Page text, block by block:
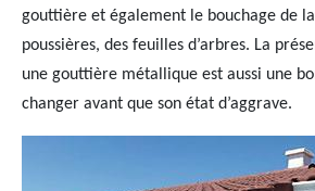
gouttière et également le bouchage de
poussières, des feuilles d’arbres. La
une gouttière métallique est aussi une
changer avant que son état d’aggrave.